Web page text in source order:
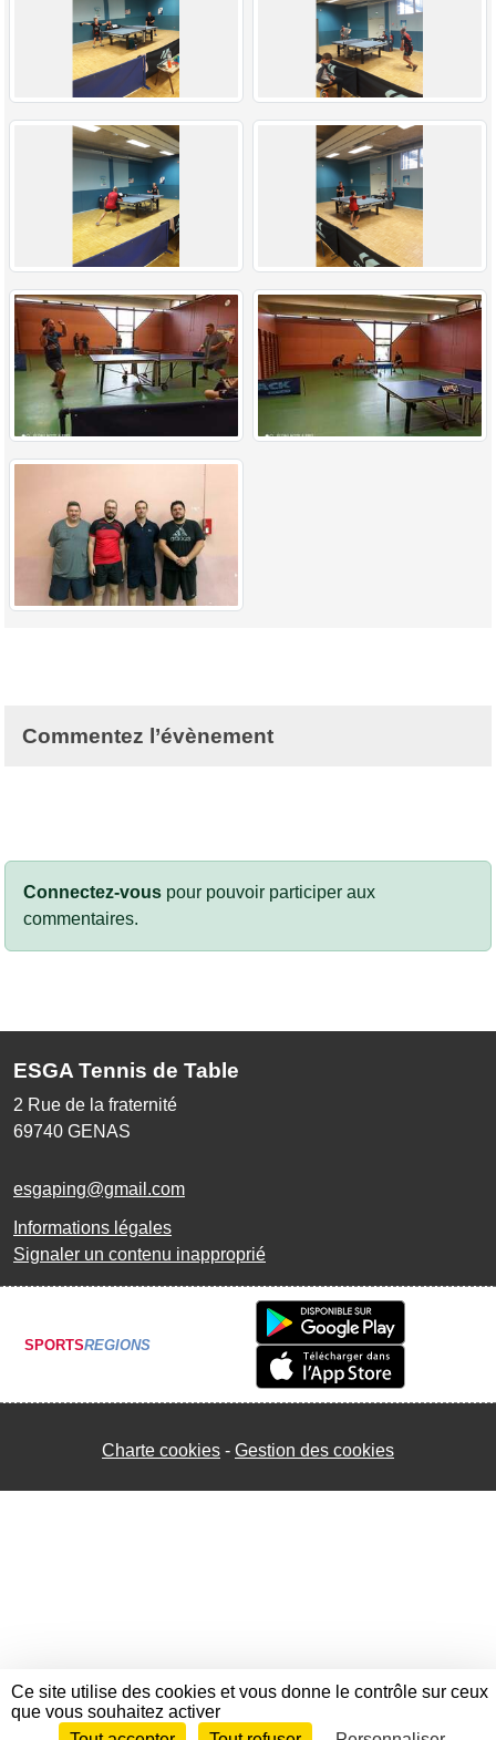
Commentez l’évènement
Connectez-vous pour pouvoir participer aux
commentaires.
ESGA Tennis de Table
2 Rue de la fraternité
69740 GENAS
esgaping@gmail.com
Informations légales
Signaler un contenu inapproprié
SPORTSREGIONS
Charte cookies Gestion des cookies
Ce site utilise des cookies et vous donne le contrôle sur ceux
que vous souhaitez activer